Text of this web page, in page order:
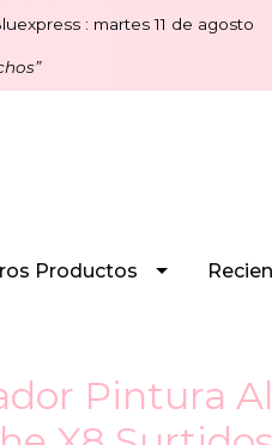
: martes 11 de agosto
Productos
Pintura